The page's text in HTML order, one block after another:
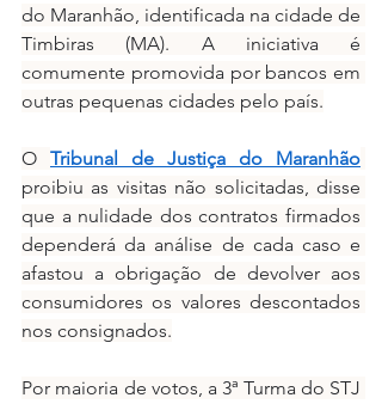
do Maranhão, identificada na cidade de
Timbiras (MA). A iniciativa é
comumente promovida por bancos em
outras pequenas cidades pelo país.
O Tribunal de Justiça do Maranhão
proibiu as visitas não solicitadas, disse
que a nulidade dos contratos firmados
dependerá da análise de cada caso e
afastou a obrigação de devolver aos
consumidores os valores descontados
nos consignados.
Por maioria de votos, a 3ª Turma do STJ